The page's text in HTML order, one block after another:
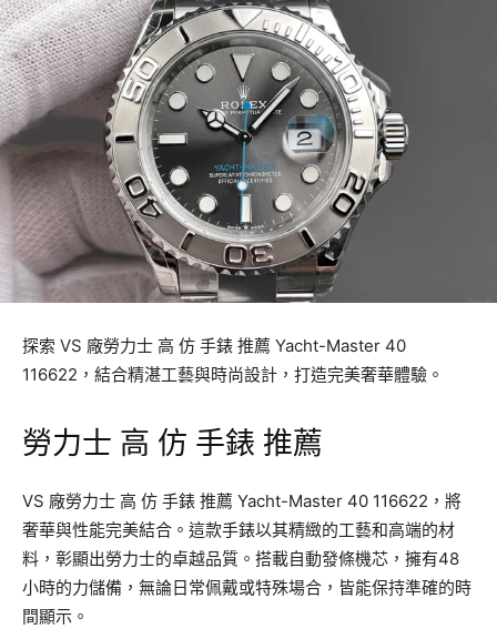
探索 VS 廠勞力士 高 仿 手錶 推薦 Yacht-Master 40
116622，結合精湛工藝與時尚設計，打造完美奢華體驗。
勞力士 高 仿 手錶 推薦
VS 廠勞力士 高 仿 手錶 推薦 Yacht-Master 40 116622，將
奢華與性能完美結合。這款手錶以其精緻的工藝和高端的材
料，彰顯出勞力士的卓越品質。搭載自動發條機芯，擁有48
小時的力儲備，無論日常佩戴或特殊場合，皆能保持準確的時
間顯示。